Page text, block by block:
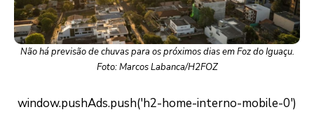
Não há previsão de chuvas para os próximos dias em Foz do Iguaçu.
Foto: Marcos Labanca/H2FOZ